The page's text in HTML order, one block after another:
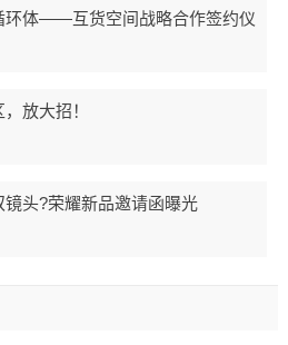
环体——互货空间战略合作签约仪
放大招！
镜头?荣耀新品邀请函曝光